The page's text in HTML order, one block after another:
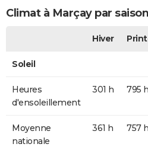
Climat à Marçay par
Hiver
Soleil
Heures
d'ensoleillement
301 h 795 h
Moyenne
nationale
361 h 757 h